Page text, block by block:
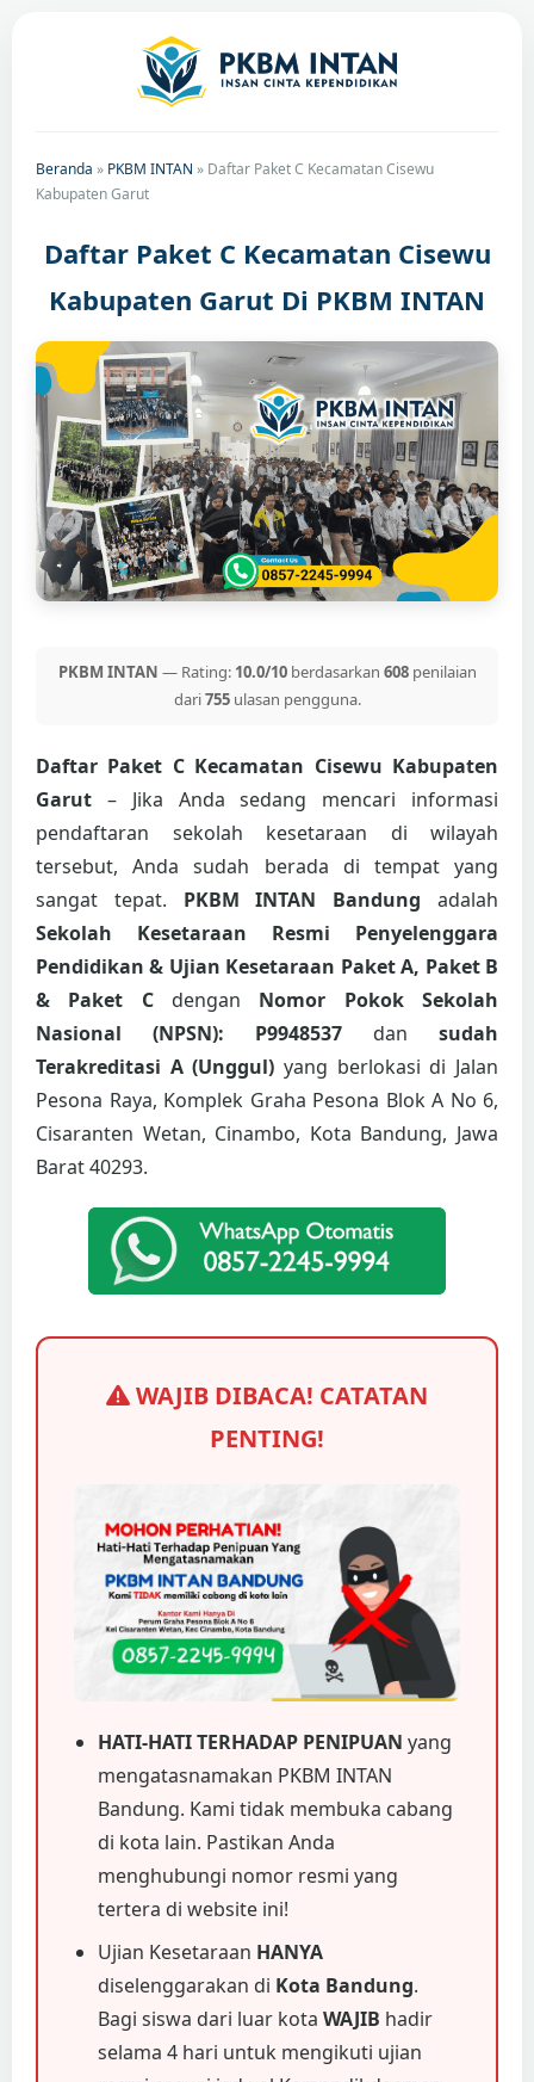
Beranda » PKBM INTAN » Daftar Paket C Kecamatan Cisewu
Kabupaten Garut
Daftar Paket C Kecamatan Cisewu
Kabupaten Garut Di PKBM INTAN
PKBM INTAN — Rating: 10.0/10berdasarkan 608penilaian
dari755ulasan pengguna.
Daftar Paket C Kecamatan Cisewu Kabupaten
Garut – Jika Anda sedang mencari informasi
pendaftaran sekolah kesetaraan di wilayah
tersebut, Anda sudah berada di tempat yang
sangat tepat. PKBM INTAN Bandung adalah
Sekolah Kesetaraan Resmi Penyelenggara
Pendidikan & Ujian Kesetaraan Paket A, Paket B
& Paket Cdengan Nomor Pokok Sekolah
Nasional (NPSN): P9948537 dan sudah
Terakreditasi A (Unggul) yang berlokasi di Jalan
Pesona Raya, Komplek Graha Pesona Blok A No 6,
Cisaranten Wetan, Cinambo, Kota Bandung, Jawa
Barat 40293.
WAJIB DIBACA! CATATAN
PENTING!
HATI-HATI TERHADAP PENIPUAN yang
mengatasnamakan PKBM INTAN
Bandung. Kami tidak membuka cabang
di kota lain. Pastikan Anda
menghubungi nomor resmi yang
tertera di website ini!
Ujian Kesetaraan HANYA
diselenggarakan di Kota Bandung.
Bagi siswa dari luar kota WAJIB hadir
selama 4 hari untuk mengikuti ujian